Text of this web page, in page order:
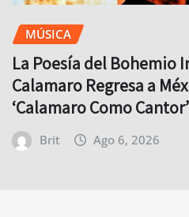
La Poesía del Bohemio
Calamaro Regresa a
‘Calamaro Como Cantor’
Brit Ago 6, 2026